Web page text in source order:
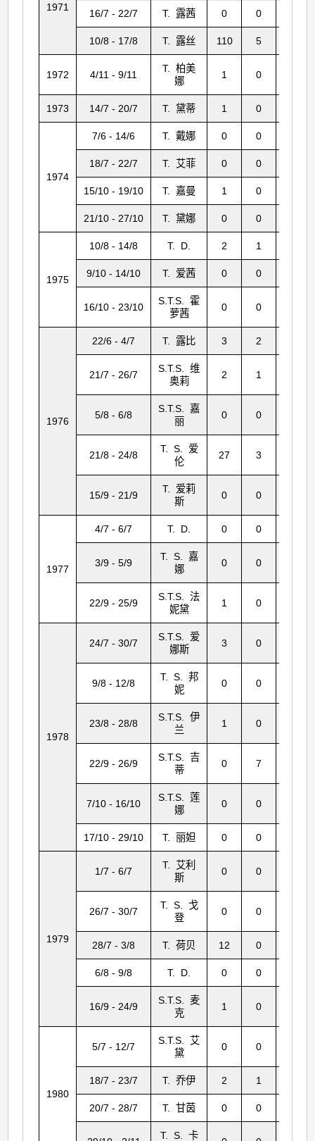
1971
16/7 - 22/7 T. 露茜 0 0
10/8 - 17/8 T. 露丝 110 5
1972 4/11 - 9/11
T. 柏美
娜
1 0
1973 14/7 - 20/7 T. 黛蒂 1 0
1974
7/6 - 14/6 T. 戴娜 0 0
18/7 - 22/7 T. 艾菲 0 0
15/10 - 19/10 T. 嘉曼 1 0
21/10 - 27/10 T. 黛娜 0 0
1975
10/8 - 14/8 T. D. 2 1
9/10 - 14/10 T. 爱茜 0 0
16/10 - 23/10
S.T.S. 霍
萝茜
0 0
1976
22/6 - 4/7 T. 露比 3 2
21/7 - 26/7
S.T.S. 维
奥莉
2 1
5/8 - 6/8
S.T.S. 嘉
丽
0 0
21/8 - 24/8
T. S. 爱
伦
27 3
15/9 - 21/9
T. 爱莉
斯
0 0
1977
4/7 - 6/7 T. D. 0 0
3/9 - 5/9
T. S. 嘉
娜
0 0
22/9 - 25/9
S.T.S. 法
妮黛
1 0
1978
24/7 - 30/7
S.T.S. 爱
娜斯
3 0
9/8 - 12/8
T. S. 邦
妮
0 0
23/8 - 28/8
S.T.S. 伊
兰
1 0
22/9 - 26/9
S.T.S. 吉
蒂
0 7
7/10 - 16/10
S.T.S. 莲
娜
0 0
17/10 - 29/10 T. 丽妲 0 0
1979
1/7 - 6/7
T. 艾利
斯
0 0
26/7 - 30/7
T. S. 戈
登
0 0
28/7 - 3/8 T. 荷贝 12 0
6/8 - 9/8 T. D. 0 0
16/9 - 24/9
S.T.S. 麦
克
1 0
1980
5/7 - 12/7
S.T.S. 艾
黛
0 0
18/7 - 23/7 T. 乔伊 2 1
20/7 - 28/7 T. 甘茵 0 0
T. S. 卡